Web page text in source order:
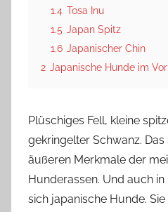
1.4 Tosa Inu
1.5 Japan Spitz
1.6 Japanischer Chin
2 Japanische Hunde im
Plüschiges Fell, kleine
gekringelter Schwanz.
äußeren Merkmale der
Hunderassen. Und auch
sich japanische Hunde.